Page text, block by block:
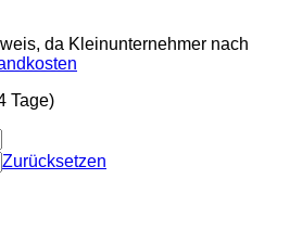
da Kleinunternehmer nach
Tage)
Zurücksetzen